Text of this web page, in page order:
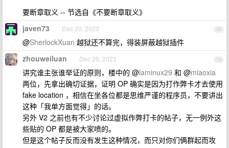
要断章取义 -- 节选自《不要断章取义》
78
javen73 Dec 20, 2023
@SherlockXuan 越狱还不算完，得装屏蔽越狱插件
79
zhouweiluan Dec 20, 2023
讲究谁主张谁举证的原则，楼中的 @laminux29 和 @miaoxia
两位，先拿出确切证据，证明 OP 确实是因为打作弊卡才去使用
fake location ，相信在坐各位都是思维严谨的程序员，不要讲出
这种「我单方面觉得」的话。
另外 V2 之前也有不少讨论过虚拟作弊打卡的帖子，无一例外这
些贴的 OP 都是被大家喷的。
但是这个帖子反而没有发生这种情况，而只对你们俩群起而攻